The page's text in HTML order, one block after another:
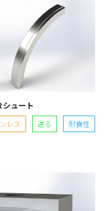
シュート
レス 送る 耐食性